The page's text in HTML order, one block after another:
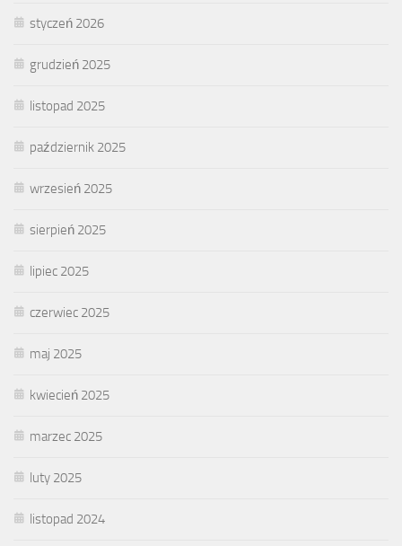
styczeń 2026
grudzień 2025
listopad 2025
październik 2025
wrzesień 2025
sierpień 2025
lipiec 2025
czerwiec 2025
maj 2025
kwiecień 2025
marzec 2025
luty 2025
listopad 2024